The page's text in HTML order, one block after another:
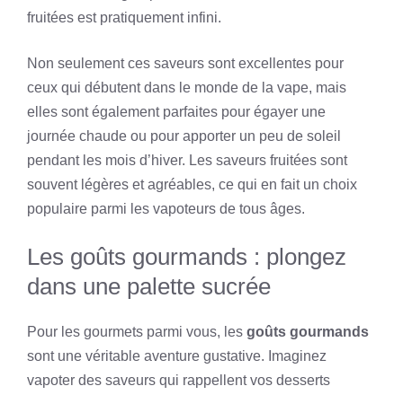
fruitées est pratiquement infini.
Non seulement ces saveurs sont excellentes pour
ceux qui débutent dans le monde de la vape, mais
elles sont également parfaites pour égayer une
journée chaude ou pour apporter un peu de soleil
pendant les mois d’hiver. Les saveurs fruitées sont
souvent légères et agréables, ce qui en fait un choix
populaire parmi les vapoteurs de tous âges.
Les goûts gourmands : plongez
dans une palette sucrée
Pour les gourmets parmi vous, les goûts gourmands
sont une véritable aventure gustative. Imaginez
vapoter des saveurs qui rappellent vos desserts